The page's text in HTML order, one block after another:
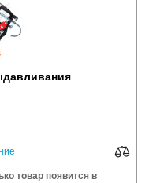
товар появится в